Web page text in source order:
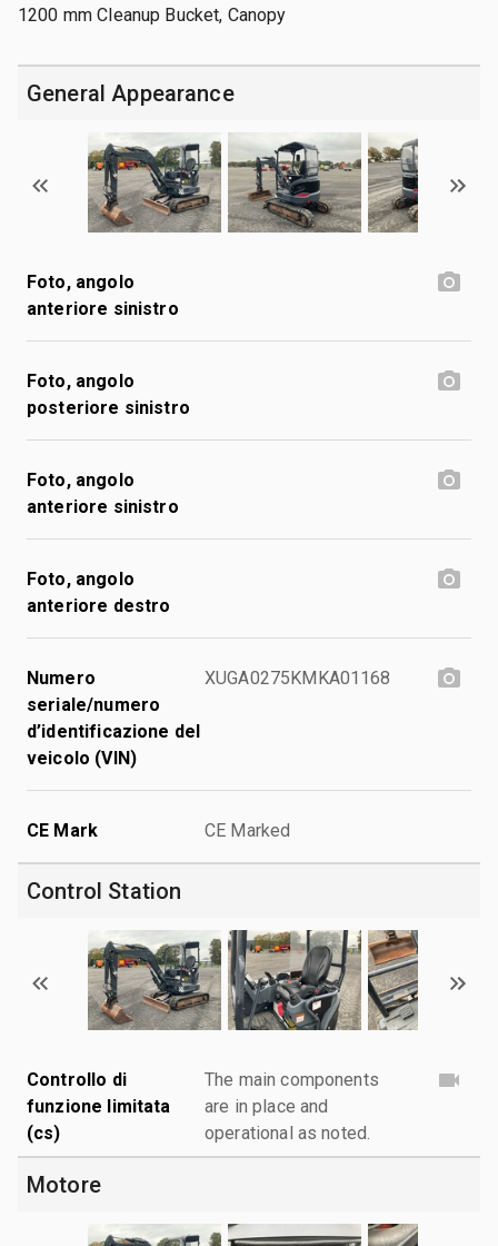
1200 mm Cleanup Bucket, Canopy
General Appearance
Foto, angolo
anteriore sinistro
Foto, angolo
posteriore sinistro
Foto, angolo
anteriore sinistro
Foto, angolo
anteriore destro
Numero
seriale/numero
d’identificazione del
veicolo (VIN)
XUGA0275KMKA01168
CE Mark CE Marked
Control Station
Controllo di
funzione limitata
(cs)
The main components
are in place and
operational as noted.
Motore